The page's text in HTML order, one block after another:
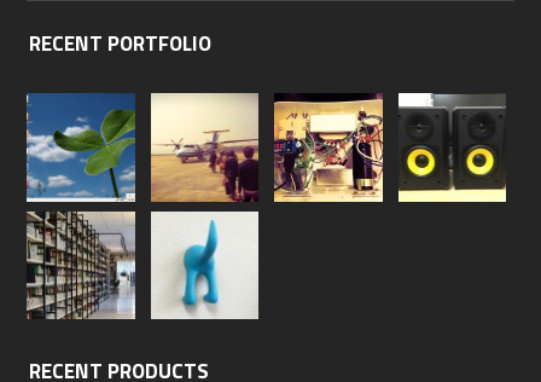
RECENT PORTFOLIO
RECENT PRODUCTS